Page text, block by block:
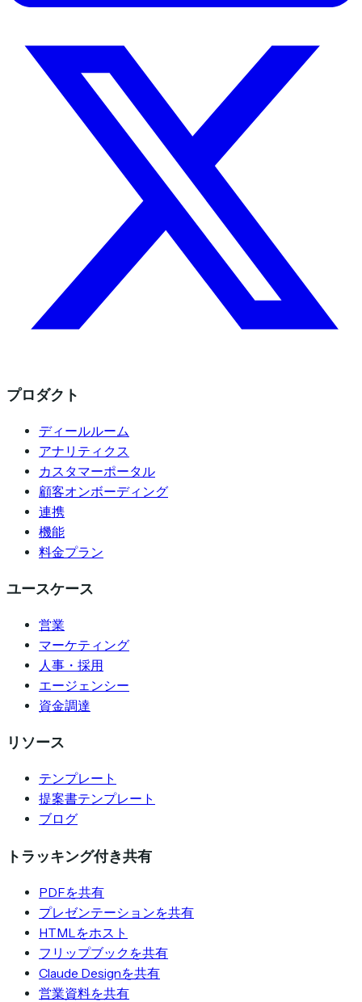
プロダクト
ディールルーム
アナリティクス
カスタマーポータル
顧客オンボーディング
連携
機能
料金プラン
ユースケース
営業
マーケティング
人事・採用
エージェンシー
資金調達
リソース
テンプレート
提案書テンプレート
ブログ
トラッキング付き共有
PDFを共有
プレゼンテーションを共有
HTMLをホスト
フリップブックを共有
Claude Designを共有
営業資料を共有